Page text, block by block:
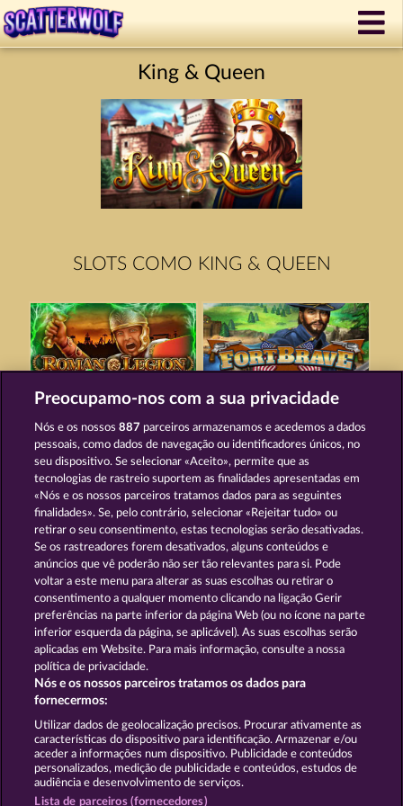
King & Queen
SLOTS COMO KING & QUEEN
ROMAN LEGION XTREME FORT BRAVE
SECRET MISSION TEXAS TYCOON
Termos e Condições
Declaração de Privacidade Marca
Empresa Perguntas frequentes Facebook
Enviar pedido de rescisão
Preocupamo-nos com a sua privacidade
Nós e os nossos887 parceiros armazenamos e acedemos a dados
pessoais, como dados de navegação ou identificadores únicos, no
seu dispositivo. Se selecionar «Aceito», permite que as
tecnologias de rastreio suportem as finalidades apresentadas em
«Nós e os nossos parceiros tratamos dados para as seguintes
finalidades». Se, pelo contrário, selecionar «Rejeitar tudo» ou
retirar o seu consentimento, estas tecnologias serão desativadas.
Se os rastreadores forem desativados, alguns conteúdos e
anúncios que vê poderão não ser tão relevantes para si. Pode
voltar a este menu para alterar as suas escolhas ou retirar o
consentimento a qualquer momento clicando na ligação Gerir
preferências na parte inferior da página Web (ou no ícone na parte
inferior esquerda da página, se aplicável). As suas escolhas serão
aplicadas em Website. Para mais informação, consulte a nossa
política de privacidade.
Nós e os nossos parceiros tratamos os dados para
fornecermos:
Utilizar dados de geolocalização precisos. Procurar ativamente as
características do dispositivo para identificação. Armazenar e/ou
aceder a informações num dispositivo. Publicidade e conteúdos
personalizados, medição de publicidade e conteúdos, estudos de
audiência e desenvolvimento de serviços.
Lista de parceiros (fornecedores)